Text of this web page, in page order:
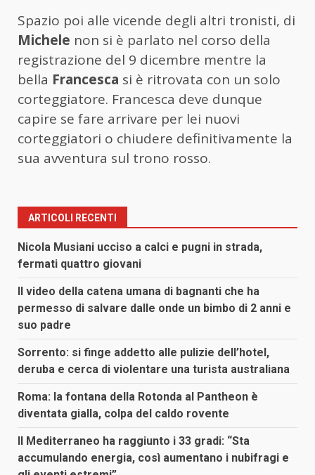
Spazio poi alle vicende degli altri tronisti, di
Michele non si è parlato nel corso della
registrazione del 9 dicembre mentre la
bella Francesca si è ritrovata con un solo
corteggiatore. Francesca deve dunque
capire se fare arrivare per lei nuovi
corteggiatori o chiudere definitivamente la
sua avventura sul trono rosso.
ARTICOLI RECENTI
Nicola Musiani ucciso a calci e pugni in strada,
fermati quattro giovani
Il video della catena umana di bagnanti che ha
permesso di salvare dalle onde un bimbo di 2 anni e
suo padre
Sorrento: si finge addetto alle pulizie dell’hotel,
deruba e cerca di violentare una turista australiana
Roma: la fontana della Rotonda al Pantheon è
diventata gialla, colpa del caldo rovente
Il Mediterraneo ha raggiunto i 33 gradi: “Sta
accumulando energia, così aumentano i nubifragi e